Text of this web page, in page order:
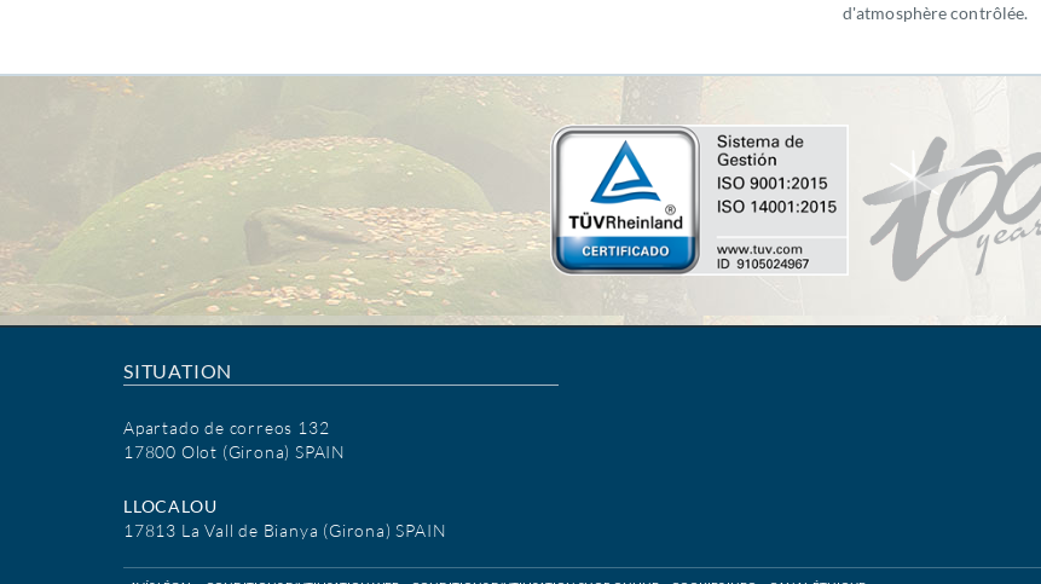
d'atmosphère contrôlée.
SITUATION
Apartado de correos 132
17800 Olot (Girona) SPAIN
LLOCALOU
17813 La Vall de Bianya (Girona) SPAIN